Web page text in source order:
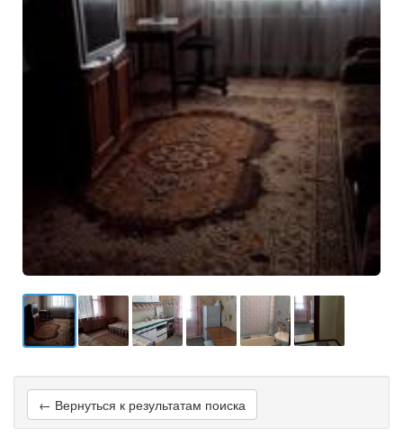
← Вернуться к результатам поиска